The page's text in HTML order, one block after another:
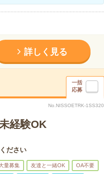
詳しく見る
一括
応募
No.NISSOETRK-1SS320
経験OK
ださい
量募集 友達と一緒OK OA不要